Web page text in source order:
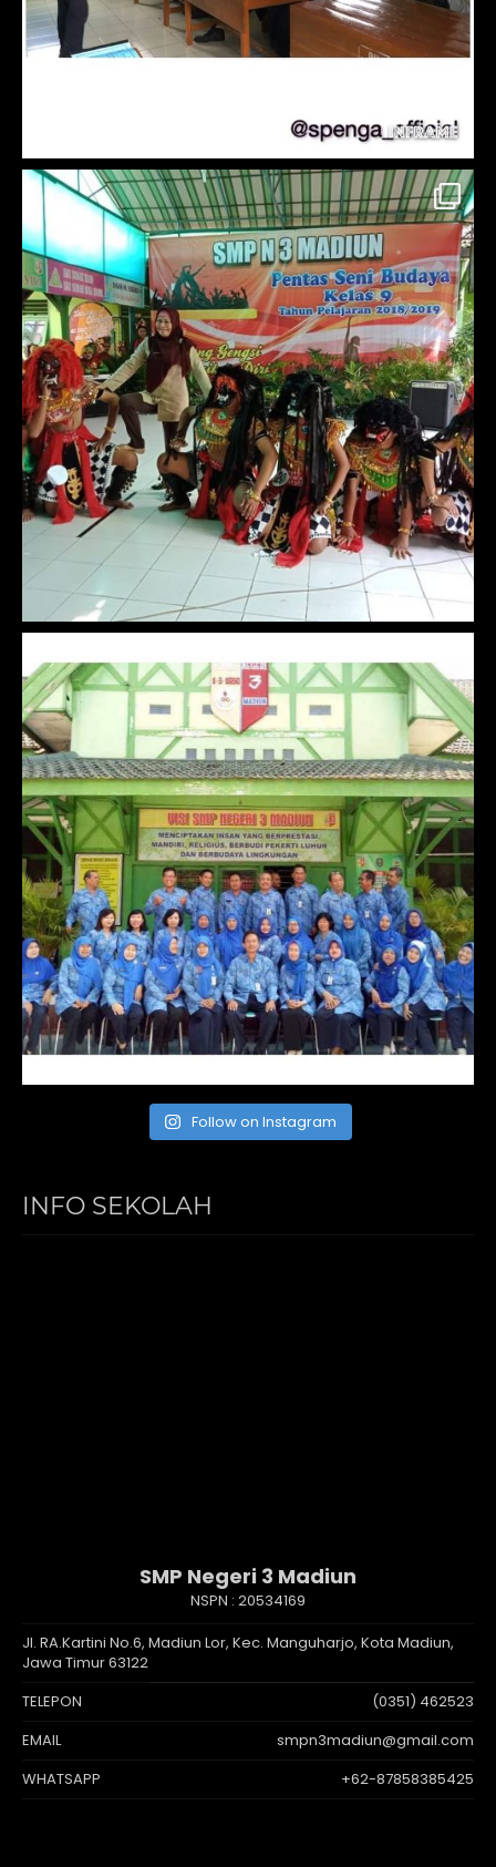
Follow on Instagram
INFO SEKOLAH
SMP Negeri 3 Madiun
NSPN : 20534169
Jl. RA.Kartini No.6, Madiun Lor, Kec. Manguharjo, Kota Madiun,
Jawa Timur 63122
TELEPON
(0351) 462523
EMAIL
smpn3madiun@gmail.com
WHATSAPP
+62-87858385425